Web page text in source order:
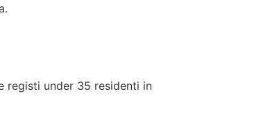
registi under 35 residenti in